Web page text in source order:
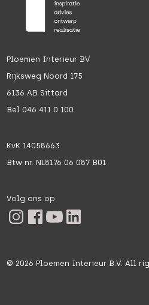
Ploemen Interieur BV
Rijksweg Noord 175
6136 AB Sittard
Bel 046 411 0 100
KvK 14058663
Btw nr. NL8176 06 087 B01
Volg ons op
© 2026 Ploemen Interieur B.V. All